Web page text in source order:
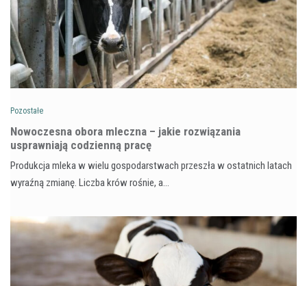
Pozostałe
Nowoczesna obora mleczna – jakie rozwiązania
usprawniają codzienną pracę
Produkcja mleka w wielu gospodarstwach przeszła w ostatnich latach
wyraźną zmianę. Liczba krów rośnie, a…